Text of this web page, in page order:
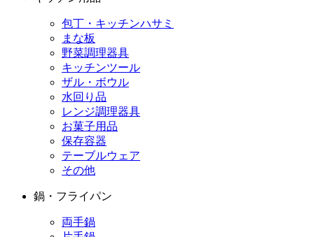
包丁・キッチンハサミ
まな板
野菜調理器具
キッチンツール
ザル・ボウル
水回り品
レンジ調理器具
お菓子用品
保存容器
テーブルウェア
その他
鍋・フライパン
両手鍋